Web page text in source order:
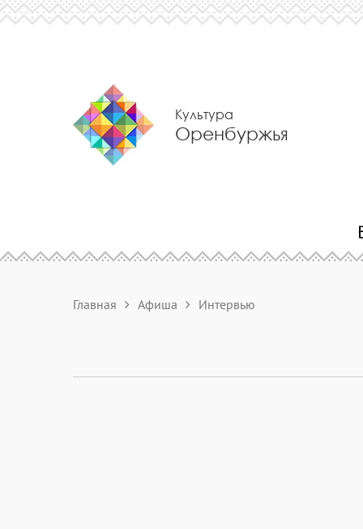
Культура
Оренбуржья
Главная Афиша Интервью